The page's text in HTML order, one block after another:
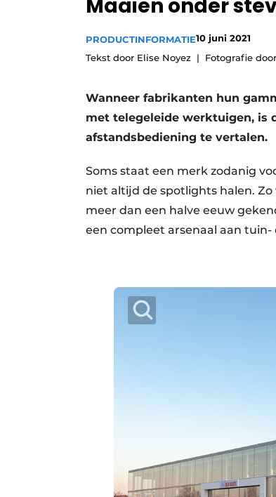
Vacature aanmelden
Video’s
Maaien onder
PRODUCTINFORMATIE10 juni 2021
Tekst door Elise Noyez
Fotografie
Wanneer fabrikanten hun
met telegeleide werktuigen, is
afstandsbediening te vertalen.
Soms staat een merk zodanig
niet altijd de spotlights halen.
meer dan een halve eeuw
een compleet arsenaal aan